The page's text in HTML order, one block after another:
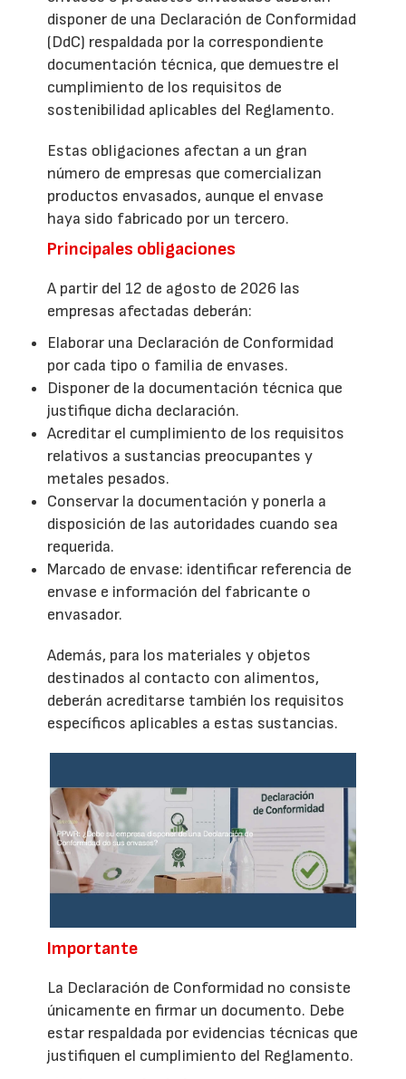
disponer de una Declaración de Conformidad
(DdC) respaldada por la correspondiente
documentación técnica, que demuestre el
cumplimiento de los requisitos de
sostenibilidad aplicables del Reglamento.
Estas obligaciones afectan a un gran
número de empresas que comercializan
productos envasados, aunque el envase
haya sido fabricado por un tercero.
Principales obligaciones
A partir del 12 de agosto de 2026 las
empresas afectadas deberán:
Elaborar una Declaración de Conformidad
por cada tipo o familia de envases.
Disponer de la documentación técnica que
justifique dicha declaración.
Acreditar el cumplimiento de los requisitos
relativos a sustancias preocupantes y
metales pesados.
Conservar la documentación y ponerla a
disposición de las autoridades cuando sea
requerida.
Marcado de envase: identificar referencia de
envase e información del fabricante o
envasador.
Además, para los materiales y objetos
destinados al contacto con alimentos,
deberán acreditarse también los requisitos
específicos aplicables a estas sustancias.
Importante
La Declaración de Conformidad no consiste
únicamente en firmar un documento. Debe
estar respaldada por evidencias técnicas que
justifiquen el cumplimiento del Reglamento.